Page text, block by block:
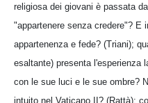
religiosa dei giovani è passata
"appartenere senza credere"? E
appartenenza e fede? (Triani);
esaltante) presenta l'esperienza
con le sue luci e le sue ombre?
intuito nel Vaticano II? (Rattà);